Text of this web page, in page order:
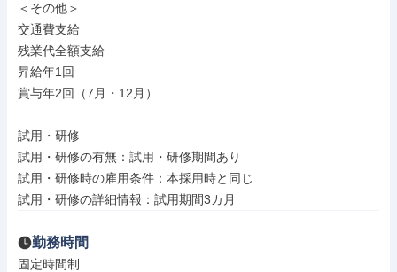
＜その他＞
交通費支給
残業代全額支給
昇給年1回
賞与年2回（7月・12月）
試用・研修
試用・研修の有無：試用・研修期間あり
試用・研修時の雇用条件：本採用時と同じ
試用・研修の詳細情報：試用期間3カ月
勤務時間
固定時間制